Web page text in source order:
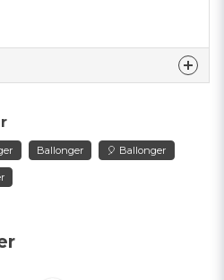
produkten...
Ballonger 🎈 Ballonger